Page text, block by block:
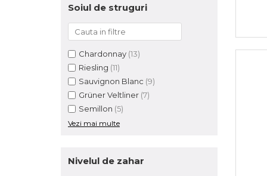
Soiul de struguri
Chardonnay (13)
Riesling (11)
Sauvignon Blanc (9)
Grüner Veltliner (7)
Semillon (5)
Vezi mai multe
Nivelul de zahar